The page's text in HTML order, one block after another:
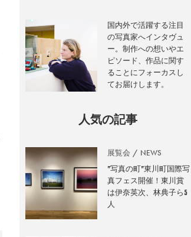
国内外で活躍する注目
の写真家へインタヴュ
ー。制作への想いやエ
ピソード、作品に関す
ることにフォーカスし
てお届けします。
人気の記事
展覧会 NEWS
”写真の町”東川町国際写
真フェス開催！東川賞
は伊奈英次、林典子ら5
人